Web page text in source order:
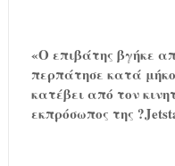
«Ο επιβάτης βγήκε
περπάτησε κατά
κατέβει από τον
εκπρόσωπος της